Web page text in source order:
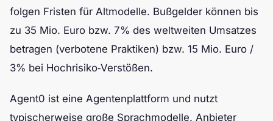
folgen Fristen für Altmodelle. Bußgelder können bis
zu 35 Mio. Euro bzw. 7% des weltweiten Umsatzes
betragen (verbotene Praktiken) bzw. 15 Mio. Euro /
3% bei Hochrisiko‑Verstößen.
Agent0 ist eine Agentenplattform und nutzt
typischerweise große Sprachmodelle. Anbieter